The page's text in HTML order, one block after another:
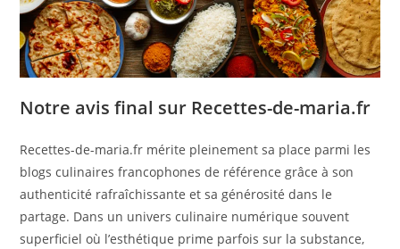
Notre avis final sur Recettes-de-maria.fr
Recettes-de-maria.fr mérite pleinement sa place parmi les
blogs culinaires francophones de référence grâce à son
authenticité rafraîchissante et sa générosité dans le
partage. Dans un univers culinaire numérique souvent
superficiel où l’esthétique prime parfois sur la substance,